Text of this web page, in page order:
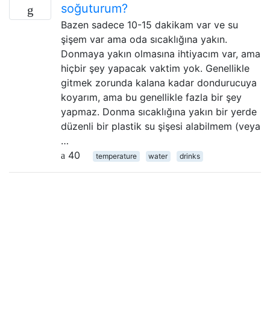
soğuturum?
Bazen sadece 10-15 dakikam var ve su
şişem var ama oda sıcaklığına yakın.
Donmaya yakın olmasına ihtiyacım var, ama
hiçbir şey yapacak vaktim yok. Genellikle
gitmek zorunda kalana kadar dondurucuya
koyarım, ama bu genellikle fazla bir şey
yapmaz. Donma sıcaklığına yakın bir yerde
düzenli bir plastik su şişesi alabilmem (veya
…
40
temperature water drinks